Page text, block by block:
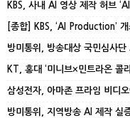
KBS, 사내 AI 영상 제작 허브
[종합] KBS, ‘AI Production’
방미통위, 방송대상 국민심사
KT, 홍대 ‘미니브×민트라온 콜
삼성전자, 아마존 프라임 비디
방미통위, 지역방송 AI 제작 실